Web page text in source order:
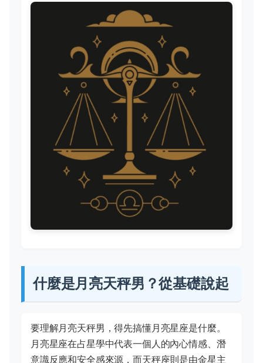
什麼是月亮天秤男？從基礎說起
要理解月亮天秤男，得先搞懂月亮星座是什麼。
月亮星座在占星學中代表一個人的內心情感、潛
意識反應和安全感來源，而天秤座則是由金星主